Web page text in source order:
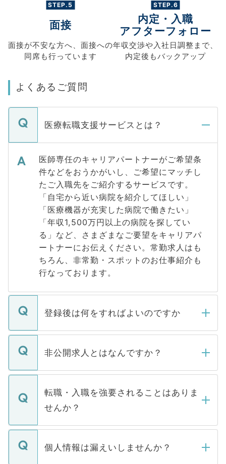
STEP.5
面接
面接が不安な方へ、 面接への
同席も行っています
STEP.6
内定・入職
アフターフォロー
年収交渉や入社日調整まで、
内定後もバックアップ
よくあるご質問
医療転職支援サービスとは？
医師専任のキャリアパートナーがご希望条
件などをおうかがいし、ご希望にマッチし
たご入職先をご紹介するサービスです。
「自宅から近い病院を紹介してほしい」
「医療機器が充実した病院で働きたい」
「年収1,500万円以上の病院を探してい
る」など、さまざまなご要望をキャリアパ
ートナーにお伝えください。常勤求人はも
ちろん、非常勤・スポットのお仕事紹介も
行なっております。
登録後は何をすればよいのですか
ご登録いただきましたら、弊社担当者がご
登録内容を確認し、その後メールもしくは
ます。通常、5営業日以内にはご連絡をせて
いただきますので、しばらくお待ちくださ
非公開求人とはなんですか？
マイナビDOCTORで取り扱っている求人の
うち約3割は、Webサイトからご覧いただ
けない「非公開求人」です。非公開求人は
下記の理由によって、一般には公開してい
ません。
■応募殺到を避けるため 人気のある医療機
転職・入職を強要されることはありま
せんか？
転職・入職を強要することは一切ありませ
ん。また、仮に応募先から内定をいただい
個人情報は漏えいしませんか？